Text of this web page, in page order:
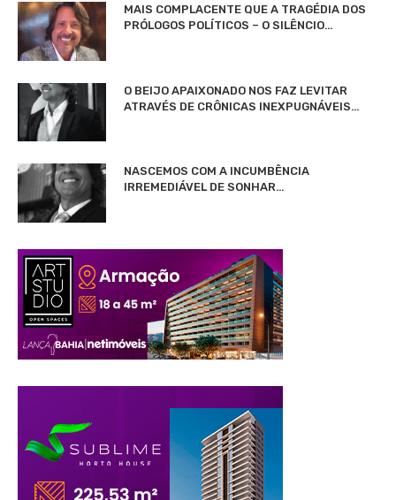
MAIS COMPLACENTE QUE A TRAGÉDIA DOS
PRÓLOGOS POLÍTICOS – O SILÊNCIO…
O BEIJO APAIXONADO NOS FAZ LEVITAR
ATRAVÉS DE CRÔNICAS INEXPUGNÁVEIS…
NASCEMOS COM A INCUMBÊNCIA
IRREMEDIÁVEL DE SONHAR…